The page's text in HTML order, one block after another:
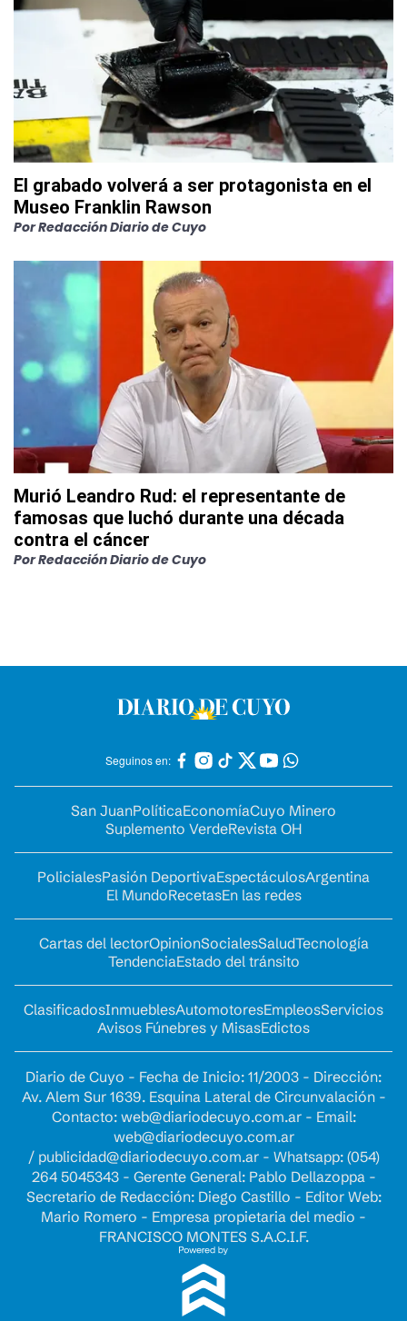
El grabado volverá a ser protagonista en el
Museo Franklin Rawson
PorRedacción Diario de Cuyo
Murió Leandro Rud: el representante de
famosas que luchó durante una década
contra el cáncer
PorRedacción Diario de Cuyo
Seguinos en:
San JuanPolíticaEconomíaCuyo Minero
Suplemento VerdeRevista OH
PolicialesPasión DeportivaEspectáculosArgentina
El MundoRecetasEn las redes
Cartas del lectorOpinionSocialesSaludTecnología
TendenciaEstado del tránsito
ClasificadosInmueblesAutomotoresEmpleosServicios
Avisos Fúnebres y MisasEdictos
Diario de Cuyo - Fecha de Inicio: 11/2003 - Dirección:
Av. Alem Sur 1639. Esquina Lateral de Circunvalación -
Contacto: web@diariodecuyo.com.ar- Email:
web@diariodecuyo.com.ar
/ publicidad@diariodecuyo.com.ar- Whatsapp: (054)
264 5045343 - Gerente General: Pablo Dellazoppa -
Secretario de Redacción: Diego Castillo - Editor Web:
Mario Romero - Empresa propietaria del medio -
FRANCISCO MONTES S.A.C.I.F.